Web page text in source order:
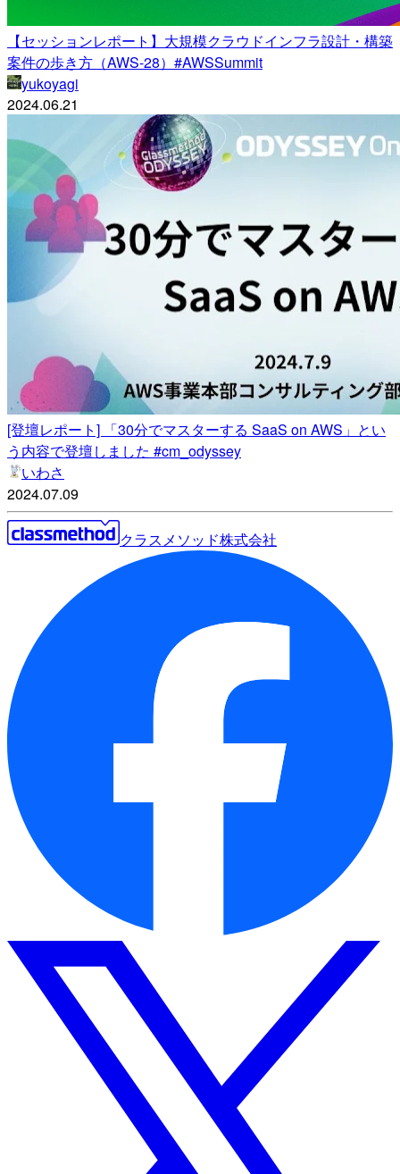
【セッションレポート】大規模クラウドインフラ設計・構築
案件の歩き方（AWS-28）#AWSSummit
yukoyagi
2024.06.21
[登壇レポート] 「30分でマスターする SaaS on AWS」とい
う内容で登壇しました #cm_odyssey
いわさ
2024.07.09
クラスメソッド株式会社